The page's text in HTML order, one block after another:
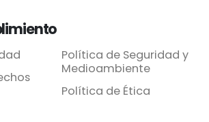
Política de Seguridad y
Medioambiente
Política de Ética